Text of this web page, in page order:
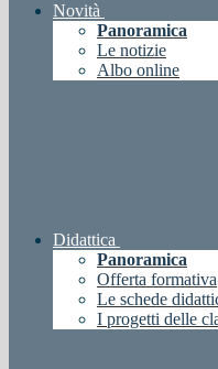
Novità
Panoramica
Le notizie
Albo online
Didattica
Panoramica
Offerta formativa
Le schede
I progetti delle